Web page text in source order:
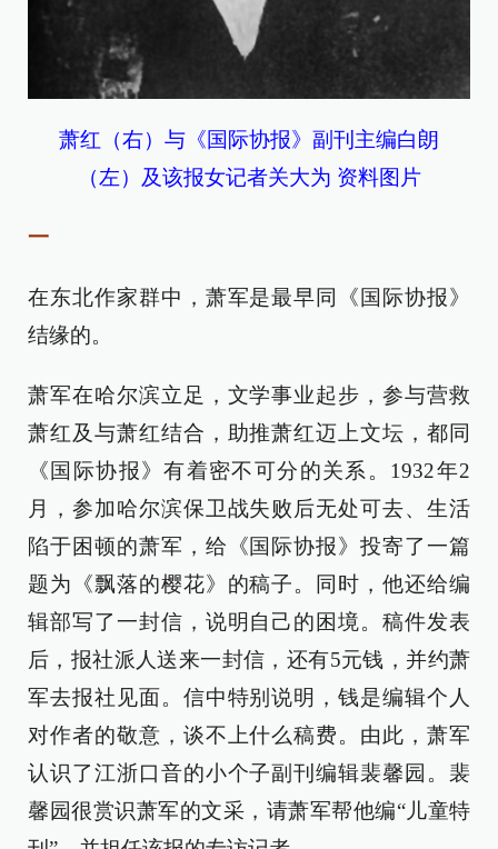
萧红（右）与《国际协报》副刊主编白朗
（左）及该报女记者关大为 资料图片
一
在东北作家群中，萧军是最早同《国际协报》
结缘的。
萧军在哈尔滨立足，文学事业起步，参与营救
萧红及与萧红结合，助推萧红迈上文坛，都同
《国际协报》有着密不可分的关系。1932年2
月，参加哈尔滨保卫战失败后无处可去、生活
陷于困顿的萧军，给《国际协报》投寄了一篇
题为《飘落的樱花》的稿子。同时，他还给编
辑部写了一封信，说明自己的困境。稿件发表
后，报社派人送来一封信，还有5元钱，并约萧
军去报社见面。信中特别说明，钱是编辑个人
对作者的敬意，谈不上什么稿费。由此，萧军
认识了江浙口音的小个子副刊编辑裴馨园。裴
馨园很赏识萧军的文采，请萧军帮他编“儿童特